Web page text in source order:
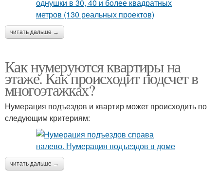
читать дальше →
Как нумеруются квартиры на
этаже. Как происходит подсчет в
многоэтажках?
Нумерация подъездов и квартир может происходить по
следующим критериям:
читать дальше →